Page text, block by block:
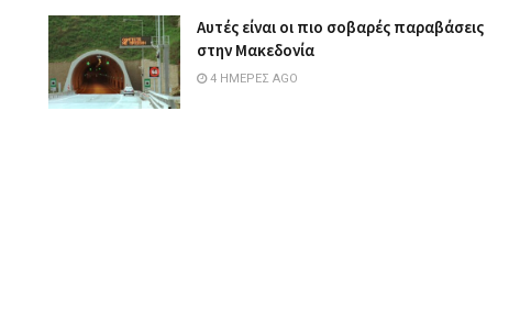
Αυτές είναι οι πιο σοβαρές παραβάσεις
στην Μακεδονία
4 ΗΜΈΡΕΣ AGO